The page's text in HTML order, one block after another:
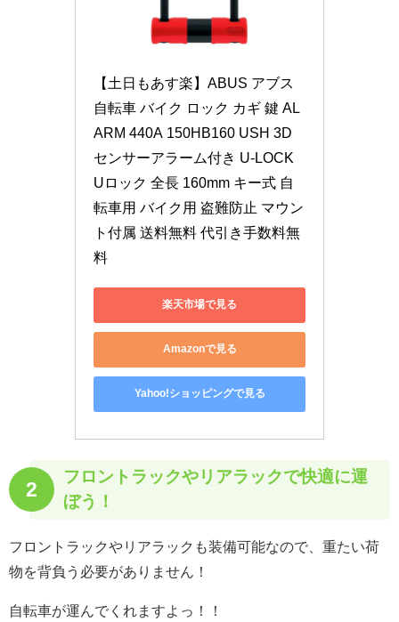
【土日もあす楽】ABUS アブス
自転車 バイク ロック カギ 鍵 AL
ARM 440A 150HB160 USH 3D
センサーアラーム付き U-LOCK
Uロック 全長 160mm キー式 自
転車用 バイク用 盗難防止 マウン
ト付属 送料無料 代引き手数料無
料
楽天市場で見る
Amazonで見る
Yahoo!ショッピングで見る
2
フロントラックやリアラックで快適に運
ぼう！
フロントラックやリアラックも装備可能なので、重たい荷
物を背負う必要がありません！
自転車が運んでくれますよっ！！